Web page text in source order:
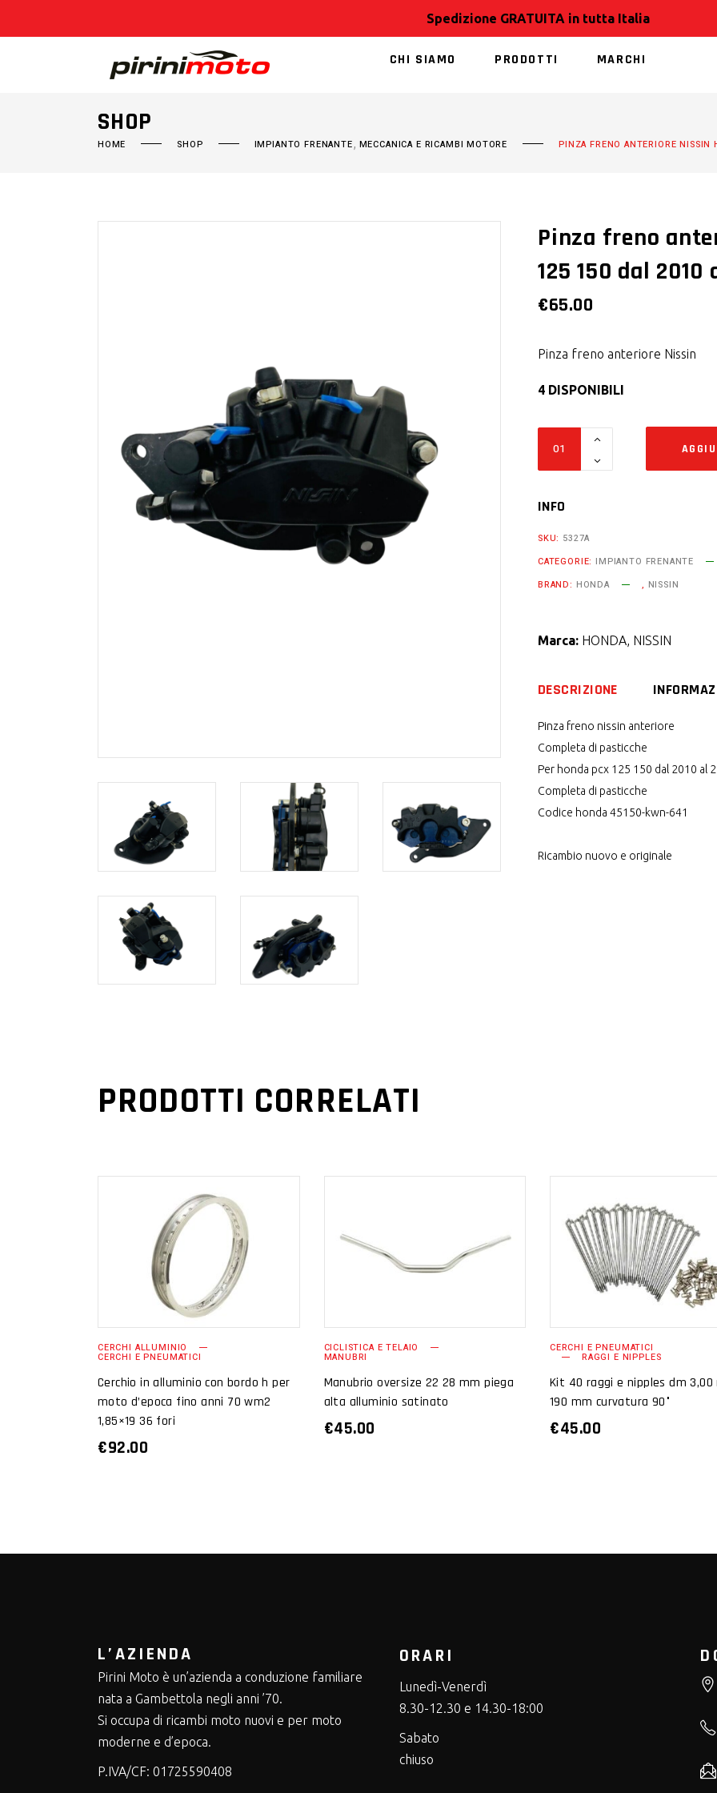
Spedizione GRATUITA in tutta Italia
CHI SIAMO PRODOTTI MARCHI
SHOP
HOME SHOP IMPIANTO FRENANTE, MECCANICA E RICAMBI MOTORE PINZA FRENO ANTERIORE
Pinza freno
125 150 dal 2010
€65.00
Pinza freno anteriore Nissin
4 DISPONIBILI
nissin
pcx
125
150
quantity
INFO
SKU: 5327A
CATEGORIE: IMPIANTO FRENANTE
BRAND: HONDA , NISSIN
Marca: HONDA, NISSIN
DESCRIZIONE
Pinza freno nissin anteriore
Completa di pasticche
Per honda pcx 125 150 dal 2010 al
Completa di pasticche
Codice honda 45150-kwn-641
Ricambio nuovo e originale
PRODOTTI CORRELATI
AGGIUNGI AL
CARRELLO
CERCHI ALLUMINIO
CERCHI E PNEUMATICI
Cerchio in alluminio con bordo h per
moto d’epoca fino anni 70 wm2
1,85×19 36 fori
€92.00
CARRELLO
CICLISTICA E TELAIO
MANUBRI
Manubrio oversize 22 28 mm piega
alta alluminio satinato
€45.00
AGGIUNGI AL
CARRELLO
CERCHI E PNEUMATICI
RAGGI E NIPPLES
Kit 40 raggi e nipples dm
190 mm curvatura 90°
€45.00
L’AZIENDA
Pirini Moto è un’azienda a conduzione familiare
nata a Gambettola negli anni ’70.
Si occupa di ricambi moto nuovi e per moto
moderne e d’epoca.
P.IVA/CF: 01725590408
ORARI
Lunedì-Venerdì
8.30-12.30 e 14.30-18:00
Sabato
chiuso